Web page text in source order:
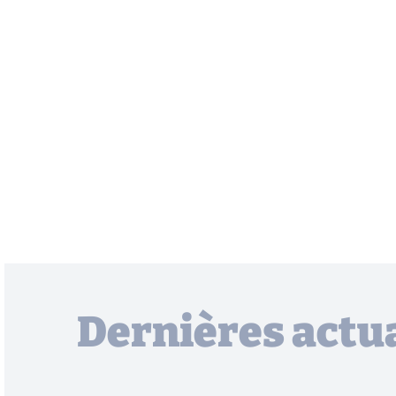
Dernières